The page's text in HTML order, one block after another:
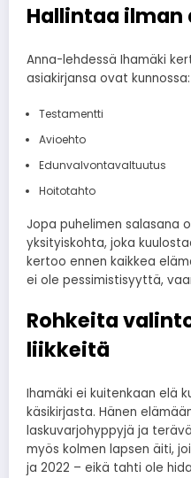
Hallintaa ilman
Anna-lehdessä Ihamäki
asiakirjansa ovat kunnossa:
Testamentti
Avioehto
Edunvalvontavaltuutus
Hoitotahto
Jopa puhelimen salasana
yksityiskohta, joka
kertoo ennen kaikkea
ei ole pessimistisyyttä,
Rohkeita
liikkeitä
Ihamäki ei kuitenkaan elä
käsikirjasta. Hänen
laskuvarjohyppyjä ja
myös kolmen lapsen äiti,
ja 2022 – eikä tahti ole